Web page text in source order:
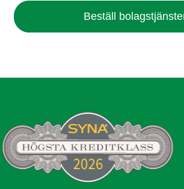
Beställ